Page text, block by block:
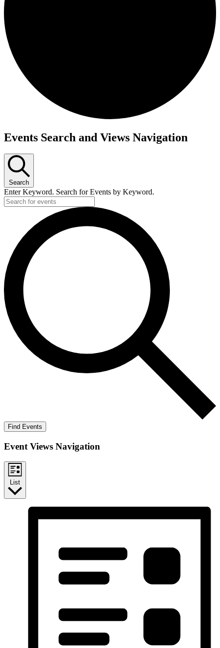
Events Search and Views Navigation
Search
Enter Keyword. Search for Events by Keyword.
Find Events
Event Views Navigation
List